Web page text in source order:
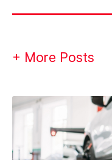
+ More Posts